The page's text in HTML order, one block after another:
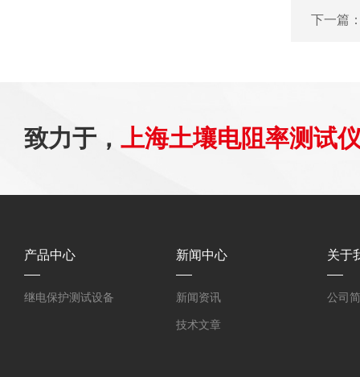
下一篇
致力于， 上海土壤电阻率测试
产品中心
继电保护测试设备
新闻中心
新闻资讯
技术文章
关于
公司